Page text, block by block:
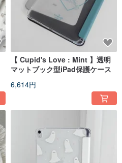
【 Cupid's Love : Mint 】透明
マットブック型iPad保護ケース
6,614円